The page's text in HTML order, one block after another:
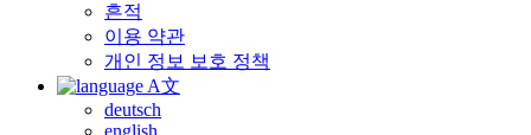
흔적
이용 약관
개인 정보 보호 정책
A文
deutsch